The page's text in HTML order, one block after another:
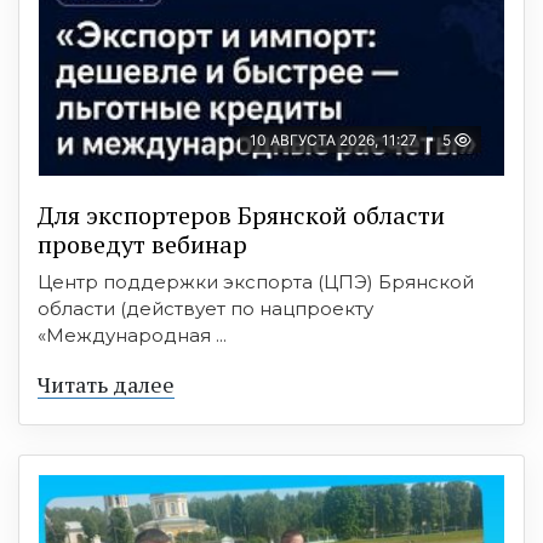
10 АВГУСТА 2026, 11:27 5
Для экспортеров Брянской области
проведут вебинар
Центр поддержки экспорта (ЦПЭ) Брянской
области (действует по нацпроекту
«Международная ...
Читать далее